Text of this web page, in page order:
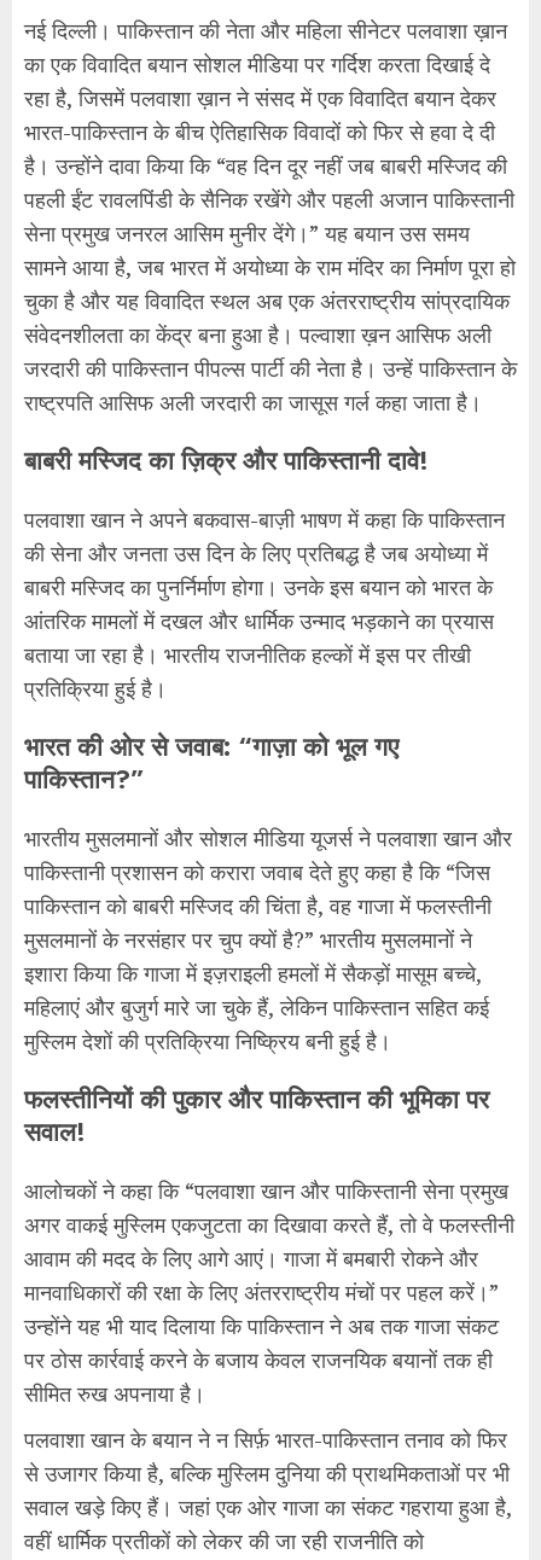
नई दिल्ली। पाकिस्तान की नेता और महिला सीनेटर पलवाशा ख़ान
का एक विवादित बयान सोशल मीडिया पर गर्दिश करता दिखाई दे
रहा है, जिसमें पलवाशा ख़ान ने संसद में एक विवादित बयान देकर
भारत-पाकिस्तान के बीच ऐतिहासिक विवादों को फिर से हवा दे दी
है। उन्होंने दावा किया कि “वह दिन दूर नहीं जब बाबरी मस्जिद की
पहली ईंट रावलपिंडी के सैनिक रखेंगे और पहली अजान पाकिस्तानी
सेना प्रमुख जनरल आसिम मुनीर देंगे।” यह बयान उस समय
सामने आया है, जब भारत में अयोध्या के राम मंदिर का निर्माण पूरा हो
चुका है और यह विवादित स्थल अब एक अंतरराष्ट्रीय सांप्रदायिक
संवेदनशीलता का केंद्र बना हुआ है। पल्वाशा ख़न आसिफ अली
जरदारी की पाकिस्तान पीपल्स पार्टी की नेता है। उन्हें पाकिस्तान के
राष्ट्रपति आसिफ अली जरदारी का जासूस गर्ल कहा जाता है।
बाबरी मस्जिद का ज़िक्र और पाकिस्तानी दावे!
पलवाशा खान ने अपने बकवास-बाज़ी भाषण में कहा कि पाकिस्तान
की सेना और जनता उस दिन के लिए प्रतिबद्ध है जब अयोध्या में
बाबरी मस्जिद का पुनर्निर्माण होगा। उनके इस बयान को भारत के
आंतरिक मामलों में दखल और धार्मिक उन्माद भड़काने का प्रयास
बताया जा रहा है। भारतीय राजनीतिक हल्कों में इस पर तीखी
प्रतिक्रिया हुई है।
भारत की ओर से जवाब: “गाज़ा को भूल गए
पाकिस्तान?”
भारतीय मुसलमानों और सोशल मीडिया यूजर्स ने पलवाशा खान और
पाकिस्तानी प्रशासन को करारा जवाब देते हुए कहा है कि “जिस
पाकिस्तान को बाबरी मस्जिद की चिंता है, वह गाजा में फलस्तीनी
मुसलमानों के नरसंहार पर चुप क्यों है?” भारतीय मुसलमानों ने
इशारा किया कि गाजा में इज़राइली हमलों में सैकड़ों मासूम बच्चे,
महिलाएं और बुजुर्ग मारे जा चुके हैं, लेकिन पाकिस्तान सहित कई
मुस्लिम देशों की प्रतिक्रिया निष्क्रिय बनी हुई है।
फलस्तीनियों की पुकार और पाकिस्तान की भूमिका पर
सवाल!
आलोचकों ने कहा कि “पलवाशा खान और पाकिस्तानी सेना प्रमुख
अगर वाकई मुस्लिम एकजुटता का दिखावा करते हैं, तो वे फलस्तीनी
आवाम की मदद के लिए आगे आएं। गाजा में बमबारी रोकने और
मानवाधिकारों की रक्षा के लिए अंतरराष्ट्रीय मंचों पर पहल करें।”
उन्होंने यह भी याद दिलाया कि पाकिस्तान ने अब तक गाजा संकट
पर ठोस कार्रवाई करने के बजाय केवल राजनयिक बयानों तक ही
सीमित रुख अपनाया है।
पलवाशा खान के बयान ने न सिर्फ़ भारत-पाकिस्तान तनाव को फिर
से उजागर किया है, बल्कि मुस्लिम दुनिया की प्राथमिकताओं पर भी
सवाल खड़े किए हैं। जहां एक ओर गाजा का संकट गहराया हुआ है,
वहीं धार्मिक प्रतीकों को लेकर की जा रही राजनीति को